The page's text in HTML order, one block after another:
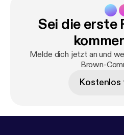
Sei die erste
Melde dich jetzt an und
Brown-
Kostenlos